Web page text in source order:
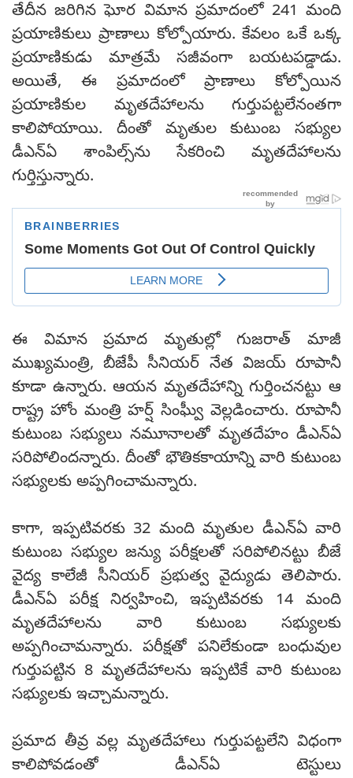
తేదీన జరిగిన ఘోర విమాన ప్రమాదంలో 241 మంది
ప్రయాణికులు ప్రాణాలు కోల్పోయారు. కేవలం ఒకే ఒక్క
ప్రయాణికుడు మాత్రమే సజీవంగా బయటపడ్డాడు.
అయితే, ఈ ప్రమాదంలో ప్రాణాలు కోల్పోయిన
ప్రయాణికుల మృతదేహాలను గుర్తుపట్టలేనంతగా
కాలిపోయాయి. దీంతో మృతుల కుటుంబ సభ్యుల
డీఎన్ఏ శాంపిల్స్‌ను సేకరించి మృతదేహాలను
గుర్తిస్తున్నారు.
ఈ విమాన ప్రమాద మృతుల్లో గుజరాత్ మాజీ
ముఖ్యమంత్రి, బీజేపీ సీనియర్ నేత విజయ్ రూపానీ
కూడా ఉన్నారు. ఆయన మృతదేహాన్ని గుర్తించనట్టు ఆ
రాష్ట్ర హోం మంత్రి హర్ష్ సింఘ్వీ వెల్లడించారు. రూపానీ
కుటుంబ సభ్యులు నమూనాలతో మృతదేహం డీఎన్ఏ
సరిపోలిందన్నారు. దీంతో భౌతికకాయాన్ని వారి కుటుంబ
సభ్యులకు అప్పగించామన్నారు.
కాగా, ఇప్పటివరకు 32 మంది మృతుల డీఎన్ఏ వారి
కుటుంబ సభ్యుల జన్యు పరీక్షలతో సరిపోలినట్టు బీజే
వైద్య కాలేజీ సీనియర్ ప్రభుత్వ వైద్యుడు తెలిపారు.
డీఎన్ఏ పరీక్ష నిర్వహించి, ఇప్పటివరకు 14 మంది
మృతదేహాలను వారి కుటుంబ సభ్యులకు
అప్పగించామన్నారు. పరీక్షతో పనిలేకుండా బంధువుల
గుర్తుపట్టిన 8 మృతదేహాలను ఇప్పటికే వారి కుటుంబ
సభ్యులకు ఇచ్చామన్నారు.
ప్రమాద తీవ్ర వల్ల మృతదేహాలు గుర్తుపట్టలేని విధంగా
కాలిపోవడంతో డీఎన్ఏ టెస్టులు